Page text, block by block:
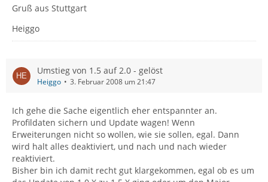
Gruß aus Stuttgart
Heiggo
Umstieg von 1.5 auf 2.0 - gelöst
Heiggo 3. Februar 2008 um 21:47
Ich gehe die Sache eigentlich eher entspannter an.
Profildaten sichern und Update wagen! Wenn
Erweiterungen nicht so wollen, wie sie sollen, egal. Dann
wird halt alles deaktiviert, und nach und nach wieder
reaktiviert.
Bisher bin ich damit recht gut klargekommen, egal ob es um